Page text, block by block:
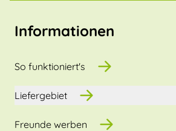
Informationen
So funktioniert's
Liefergebiet
Freunde werben